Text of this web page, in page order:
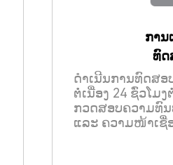
ການ
ທົດ
ດຳເນີນການທົດສອ
ຕໍ່ເນື່ອງ 24 ຊົ່ວໂມ
ກວດສອບຄວາມທົ
ແລະ ຄວາມໜ້າເຊື່